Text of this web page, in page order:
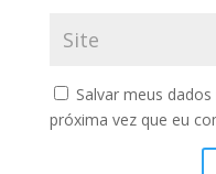
Salvar meus
próxima vez que eu